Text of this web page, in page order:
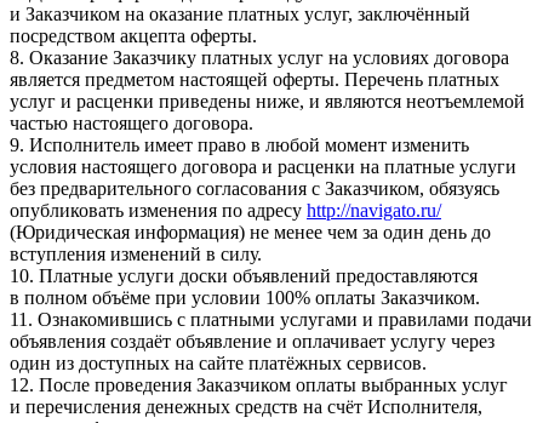
и Заказчиком на оказание платных услуг, заключённый
посредством акцепта оферты.
8. Оказание Заказчику платных услуг на условиях договора
является предметом настоящей оферты. Перечень платных
услуг и расценки приведены ниже, и являются неотъемлемой
частью настоящего договора.
9. Исполнитель имеет право в любой момент изменить
условия настоящего договора и расценки на платные услуги
без предварительного согласования с Заказчиком, обязуясь
опубликовать изменения по адресу http://navigato.ru/
(Юридическая информация) не менее чем за один день до
вступления изменений в силу.
10. Платные услуги доски объявлений предоставляются
в полном объёме при условии 100% оплаты Заказчиком.
11. Ознакомившись с платными услугами и правилами подачи
объявления создаёт объявление и оплачивает услугу через
один из доступных на сайте платёжных сервисов.
12. После проведения Заказчиком оплаты выбранных услуг
и перечисления денежных средств на счёт Исполнителя,